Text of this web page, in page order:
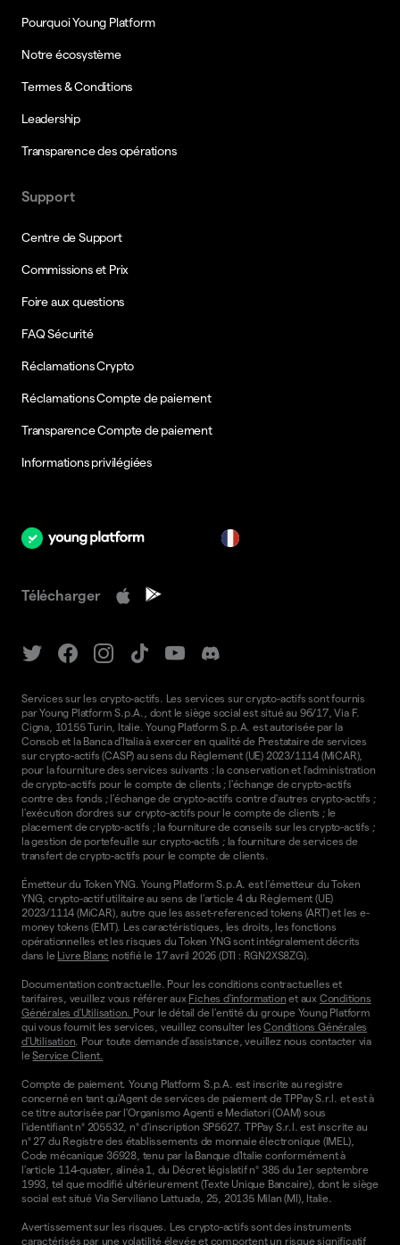
Pourquoi Young Platform
Notre écosystème
Termes & Conditions
Leadership
Transparence des opérations
Support
Centre de Support
Commissions et Prix
Foire aux questions
FAQ Sécurité
Réclamations Crypto
Réclamations Compte de paiement
Transparence Compte de paiement
Informations privilégiées
Télécharger
Services sur les crypto-actifs. Les services sur crypto-actifs sont fournis
par Young Platform S.p.A., dont le siège social est situé au 96/17, Via F.
Cigna, 10155 Turin, Italie. Young Platform S.p.A. est autorisée par la
Consob et la Banca d'Italia à exercer en qualité de Prestataire de services
sur crypto-actifs (CASP) au sens du Règlement (UE) 2023/1114 (MiCAR),
pour la fourniture des services suivants : la conservation et l'administration
de crypto-actifs pour le compte de clients ; l'échange de crypto-actifs
contre des fonds ; l'échange de crypto-actifs contre d'autres crypto-actifs ;
l'exécution d'ordres sur crypto-actifs pour le compte de clients ; le
placement de crypto-actifs ; la fourniture de conseils sur les crypto-actifs ;
la gestion de portefeuille sur crypto-actifs ; la fourniture de services de
transfert de crypto-actifs pour le compte de clients.
Émetteur du Token YNG. Young Platform S.p.A. est l'émetteur du Token
YNG, crypto-actif utilitaire au sens de l'article 4 du Règlement (UE)
2023/1114 (MiCAR), autre que les asset-referenced tokens (ART) et les e-
money tokens (EMT). Les caractéristiques, les droits, les fonctions
opérationnelles et les risques du Token YNG sont intégralement décrits
dans le Livre Blanc notifié le 17 avril 2026 (DTI : RGN2XS8ZG).
Documentation contractuelle. Pour les conditions contractuelles et
tarifaires, veuillez vous référer aux Fiches d'information et aux Conditions
Générales d'Utilisation. Pour le détail de l'entité du groupe Young Platform
qui vous fournit les services, veuillez consulter lesConditions Générales
d'Utilisation. Pour toute demande d'assistance, veuillez nous contacter via
leService Client.
Compte de paiement. Young Platform S.p.A. est inscrite au registre
concerné en tant qu'Agent de services de paiement de TPPay S.r.l. et est à
ce titre autorisée par l'Organismo Agenti e Mediatori (OAM) sous
l'identifiant n° 205532, n° d'inscription SP5627. TPPay S.r.l. est inscrite au
n° 27 du Registre des établissements de monnaie électronique (IMEL),
Code mécanique 36928, tenu par la Banque d'Italie conformément à
l'article 114-quater, alinéa 1, du Décret législatif n° 385 du 1er septembre
1993, tel que modifié ultérieurement (Texte Unique Bancaire), dont le siège
social est situé Via Serviliano Lattuada, 25, 20135 Milan (MI), Italie.
Avertissement sur les risques. Les crypto-actifs sont des instruments
caractérisés par une volatilité élevée et comportent un risque significatif